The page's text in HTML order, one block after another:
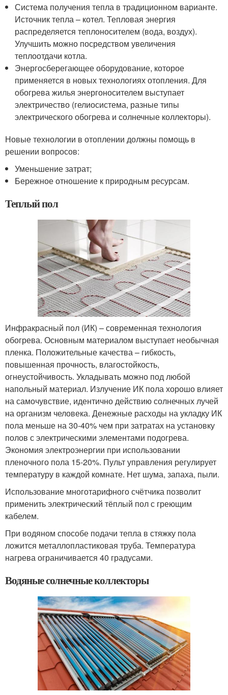
Система получения тепла в традиционном варианте.
Источник тепла – котел. Тепловая энергия
распределяется теплоносителем (вода, воздух).
Улучшить можно посредством увеличения
теплоотдачи котла.
Энергосберегающее оборудование, которое
применяется в новых технологиях отопления. Для
обогрева жилья энергоносителем выступает
электричество (гелиосистема, разные типы
электрического обогрева и солнечные коллекторы).
Новые технологии в отоплении должны помощь в
решении вопросов:
Уменьшение затрат;
Бережное отношение к природным ресурсам.
Теплый пол
Инфракрасный пол (ИК) – современная технология
обогрева. Основным материалом выступает необычная
пленка. Положительные качества – гибкость,
повышенная прочность, влагостойкость,
огнеустойчивость. Укладывать можно под любой
напольный материал. Излучение ИК пола хорошо влияет
на самочувствие, идентично действию солнечных лучей
на организм человека. Денежные расходы на укладку ИК
пола меньше на 30-40% чем при затратах на установку
полов с электрическими элементами подогрева.
Экономия электроэнергии при использовании
пленочного пола 15-20%. Пульт управления регулирует
температуру в каждой комнате. Нет шума, запаха, пыли.
Использование многотарифного счётчика позволит
применить электрический тёплый пол с греющим
кабелем.
При водяном способе подачи тепла в стяжку пола
ложится металлопластиковая труба. Температура
нагрева ограничивается 40 градусами.
Водяные солнечные коллекторы